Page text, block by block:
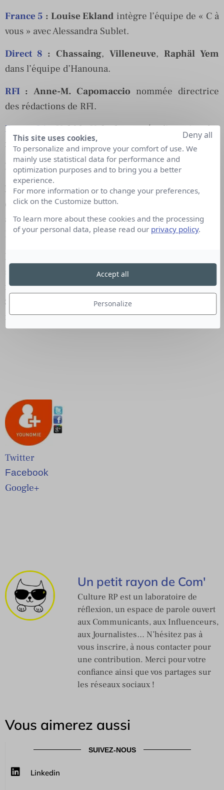
France 5 : Louise Ekland intègre l’équipe de « C à
vous » avec Alessandra Sublet.
Direct 8 : Chassaing, Villeneuve, Raphäl Yem
dans l’équipe d’Hanouna.
RFI : Anne-M. Capomaccio nommée directrice
des rédactions de RFI.
France24: Nahida Nakadnommée directrice des
rédactions de France24 et Pôle Arabophone.
PRESSE ECRITE / WEB
Marianne : Anna Topaloff, journaliste société
chez Marianne, est nommée rédactrice en chef
adjointe Culture. Elle remplace Isabelle Curtet-
Poulner.
secrétaire générale de la rédaction des
inRocKuptibles.Marc BeaugéetPierre
Siankowski
nommés rédac chef des
inRocKuptibles et des inrocks.com.
Twitter
Facebook
Google+
Un petit rayon de Com'
Culture RP est un laboratoire de
réflexion, un espace de parole ouvert
aux Communicants, aux Influenceurs,
aux Journalistes… N’hésitez pas à
vous inscrire, à nous contacter pour
une contribution. Merci pour votre
confiance ainsi que vos partages sur
les réseaux sociaux !
Vous aimerez aussi
SUIVEZ-NOUS
Linkedin
This site uses cookies,
To personalize and improve your comfort of use. We
mainly use statistical data for performance and
optimization purposes and to bring you a better
experience.
For more information or to change your preferences,
click on the Customize button.
To learn more about these cookies and the processing
of your personal data, please read our privacy policy.
Personalize
Deny all
Accept all